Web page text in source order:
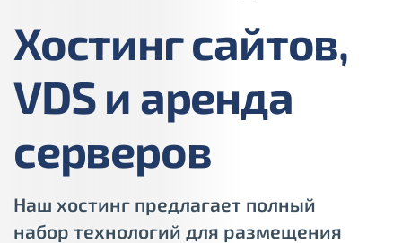
Хостинг сайтов,
VDS и аренда
серверов
Наш хостинг предлагает полный
набор технологий для размещения